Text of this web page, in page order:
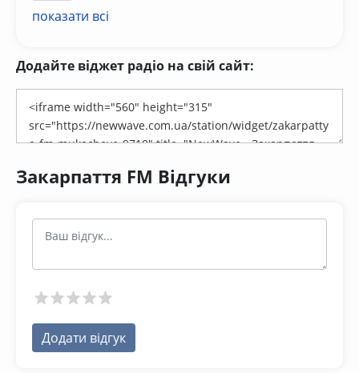
показати всі
Додайте віджет радіо на свій сайт:
Закарпаття FM Відгуки
Додати відгук